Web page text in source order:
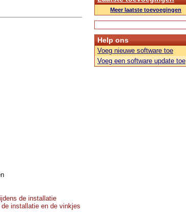
de installatie
installatie en de vinkjes
Meer laatste toevoegingen
Help ons
Voeg nieuwe software toe
Voeg een software update toe